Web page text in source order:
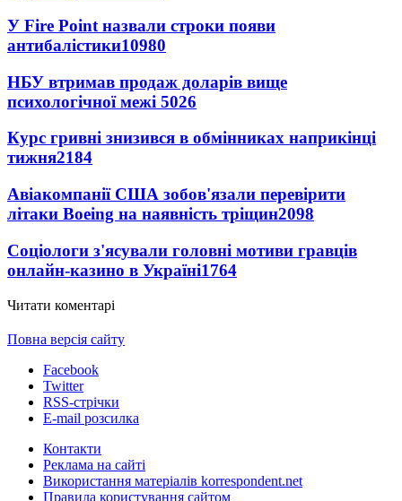
У Fire Point назвали строки появи
антибалістики10980
НБУ втримав продаж доларів вище
психологічної межі 5026
Курс гривні знизився в обмінниках наприкінці
тижня2184
Авіакомпанії США зобов'язали перевірити
літаки Boeing на наявність тріщин2098
Соціологи з'ясували головні мотиви гравців
онлайн-казино в Україні1764
Читати коментарі
Повна версія сайту
Facebook
Twitter
RSS-стрічки
E-mail розсилка
Контакти
Реклама на сайті
Використання матеріалів korrespondent.net
Правила користування сайтом